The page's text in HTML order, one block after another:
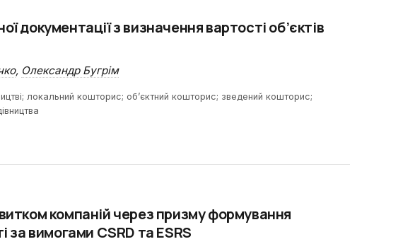
документації з визначення вартості об’єктів
, Олександр Бугрім
локальний кошторис; об’єктний кошторис; зведений кошторис;
компаній через призму формування
за вимогами CSRD та ESRS